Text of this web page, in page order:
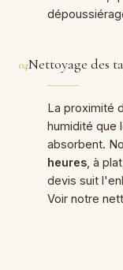
04Nettoyage des
La proximité
humidité que
absorbent.
heures , à
devis suit
Voir notre